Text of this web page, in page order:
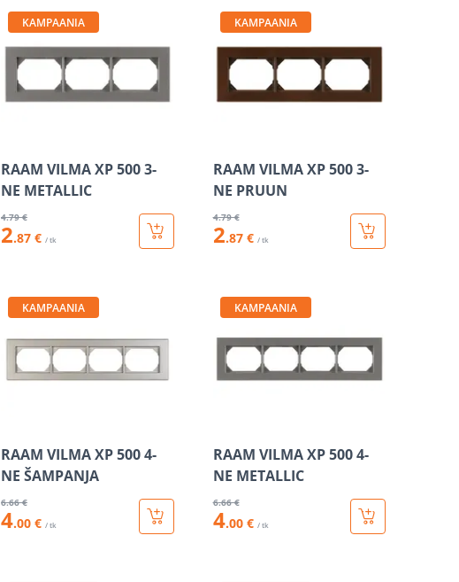
KAMPAANIA
RAAM VILMA XP 500 3-
NE METALLIC
4.79 €
2.87 € / tk
KAMPAANIA
RAAM VILMA XP 500 3-
NE PRUUN
4.79 €
2.87 € / tk
KAMPAANIA
RAAM VILMA XP 500 4-
NE ŠAMPANJA
6.66 €
4.00 € / tk
KAMPAANIA
RAAM VILMA XP 500 4-
NE METALLIC
6.66 €
4.00 € / tk